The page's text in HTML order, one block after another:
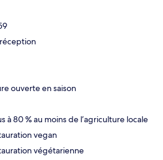
ouverte en saison
à 80 % au moins de l’agriculture locale
vegan
végétarienne